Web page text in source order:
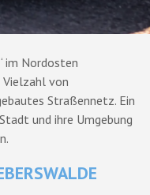
im Nordosten
Vielzahl von
Straßennetz. Ein
und ihre Umgebung